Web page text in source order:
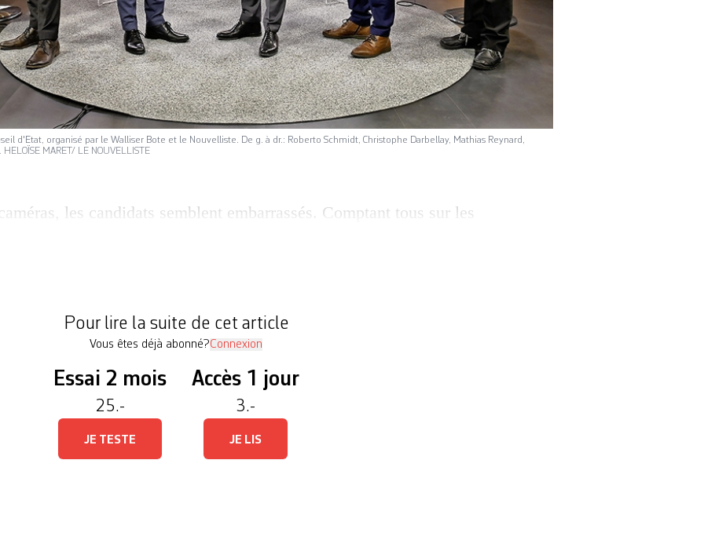
d'Etat, organisé par le Walliser Bote et le Nouvelliste. De g. à dr.: Roberto Schmidt, Christophe Darbellay, Mathias Reynard,
MARET/ LE NOUVELLISTE
les candidats semblent embarrassés. Comptant tous sur les
Pour lire la suite de cet article
Vous êtes déjà abonné?Connexion
Essai 2 mois
25.-
JE TESTE
Accès 1 jour
3.-
JE LIS